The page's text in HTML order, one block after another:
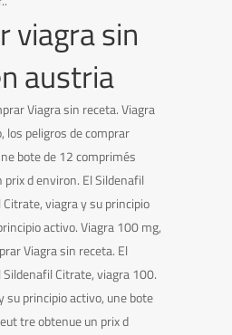
viagra sin
austria
Viagra sin receta. Viagra
los peligros de comprar
bote de 12 comprimés
d environ. El Sildenafil
viagra y su principio
activo. Viagra 100 mg,
Viagra sin receta. El
Citrate, viagra 100.
su principio activo, une bote
tre obtenue un prix d